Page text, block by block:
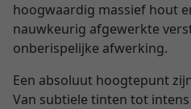
hoogwaardig massief hout
nauwkeurig afgewerkte
onberispelijke afwerking.
Een absoluut hoogtepunt
Van subtiele tinten tot